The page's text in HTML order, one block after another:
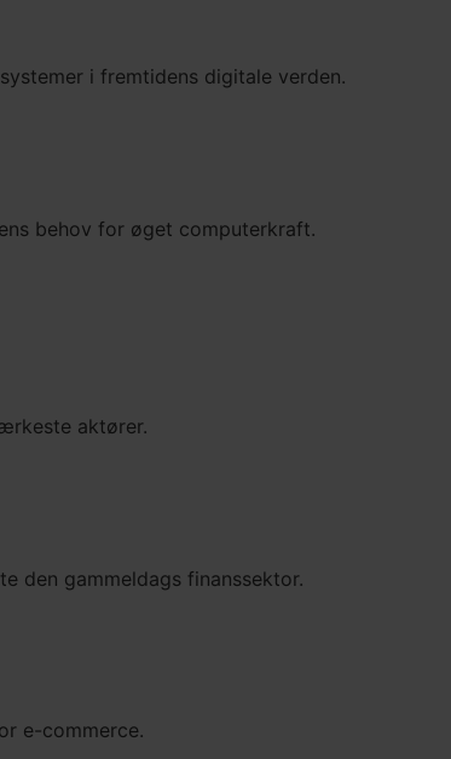
i fremtidens digitale verden.
behov for øget computerkraft.
aktører.
den gammeldags finanssektor.
e-commerce.